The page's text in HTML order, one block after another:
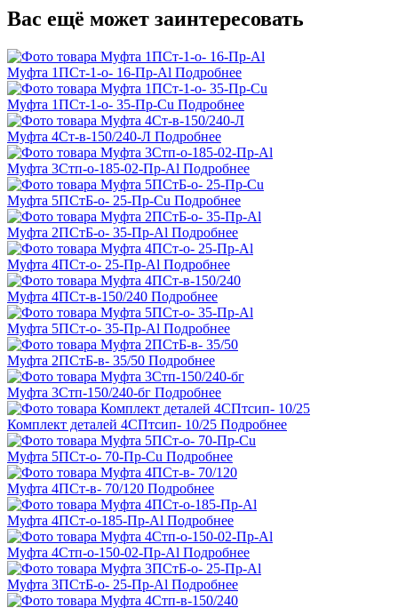
Вас ещё может заинтересовать
Муфта 1ПСт-1-о- 16-Пр-Al Подробнее
Муфта 1ПСт-1-о- 35-Пр-Cu Подробнее
Муфта 4Ст-в-150/240-Л Подробнее
Муфта 3Стп-о-185-02-Пр-Al Подробнее
Муфта 5ПСтБ-о- 25-Пр-Cu Подробнее
Муфта 2ПСтБ-о- 35-Пр-Al Подробнее
Муфта 4ПСт-о- 25-Пр-Al Подробнее
Муфта 4ПСт-в-150/240 Подробнее
Муфта 5ПСт-о- 35-Пр-Al Подробнее
Муфта 2ПСтБ-в- 35/50 Подробнее
Муфта 3Стп-150/240-бг Подробнее
Комплект деталей 4СПтсип- 10/25 Подробнее
Муфта 5ПСт-о- 70-Пр-Cu Подробнее
Муфта 4ПСт-в- 70/120 Подробнее
Муфта 4ПСт-о-185-Пр-Al Подробнее
Муфта 4Стп-о-150-02-Пр-Al Подробнее
Муфта 3ПСтБ-о- 25-Пр-Al Подробнее